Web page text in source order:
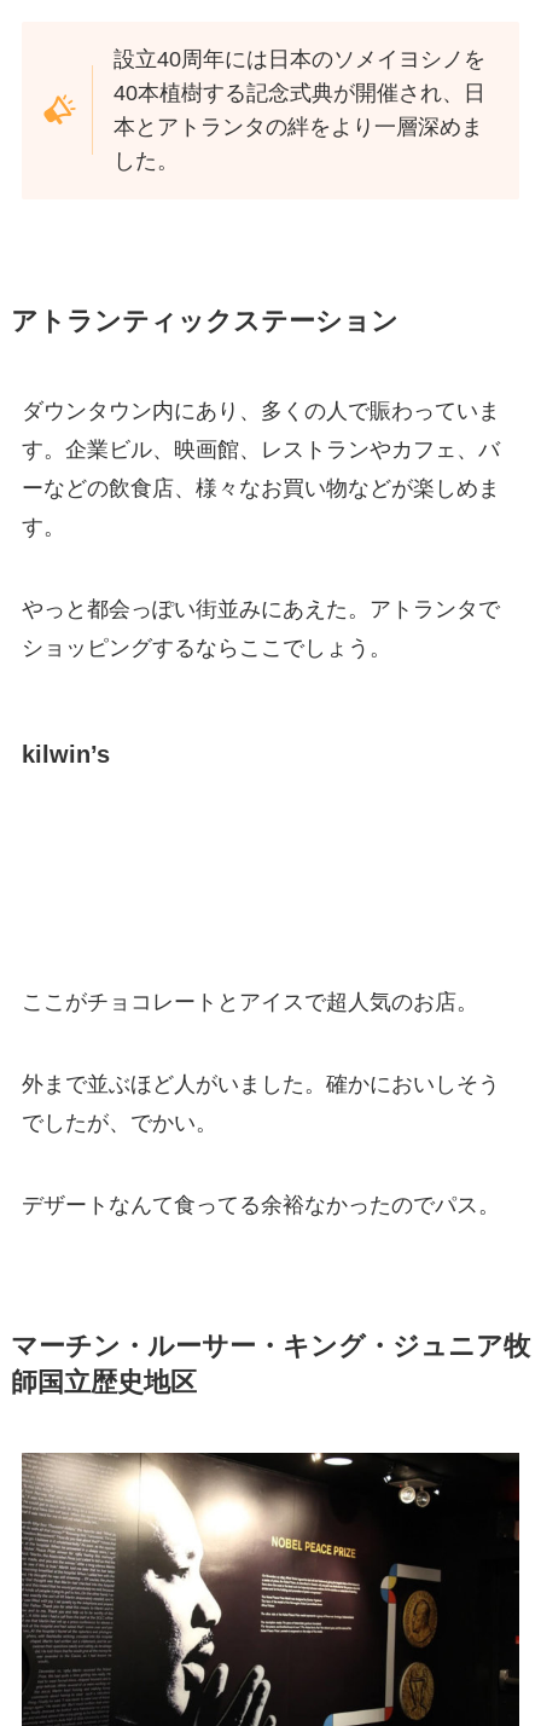
設立40周年には日本のソメイヨシノを
40本植樹する記念式典が開催され、日
本とアトランタの絆をより一層深めま
した。
アトランティックステーション
ダウンタウン内にあり、多くの人で賑わっていま
す。企業ビル、映画館、レストランやカフェ、バ
ーなどの飲食店、様々なお買い物などが楽しめま
す。
やっと都会っぽい街並みにあえた。アトランタで
ショッピングするならここでしょう。
kilwin’s
ここがチョコレートとアイスで超人気のお店。
外まで並ぶほど人がいました。確かにおいしそう
でしたが、でかい。
デザートなんて食ってる余裕なかったのでパス。
マーチン・ルーサー・キング・ジュニア牧
師国立歴史地区